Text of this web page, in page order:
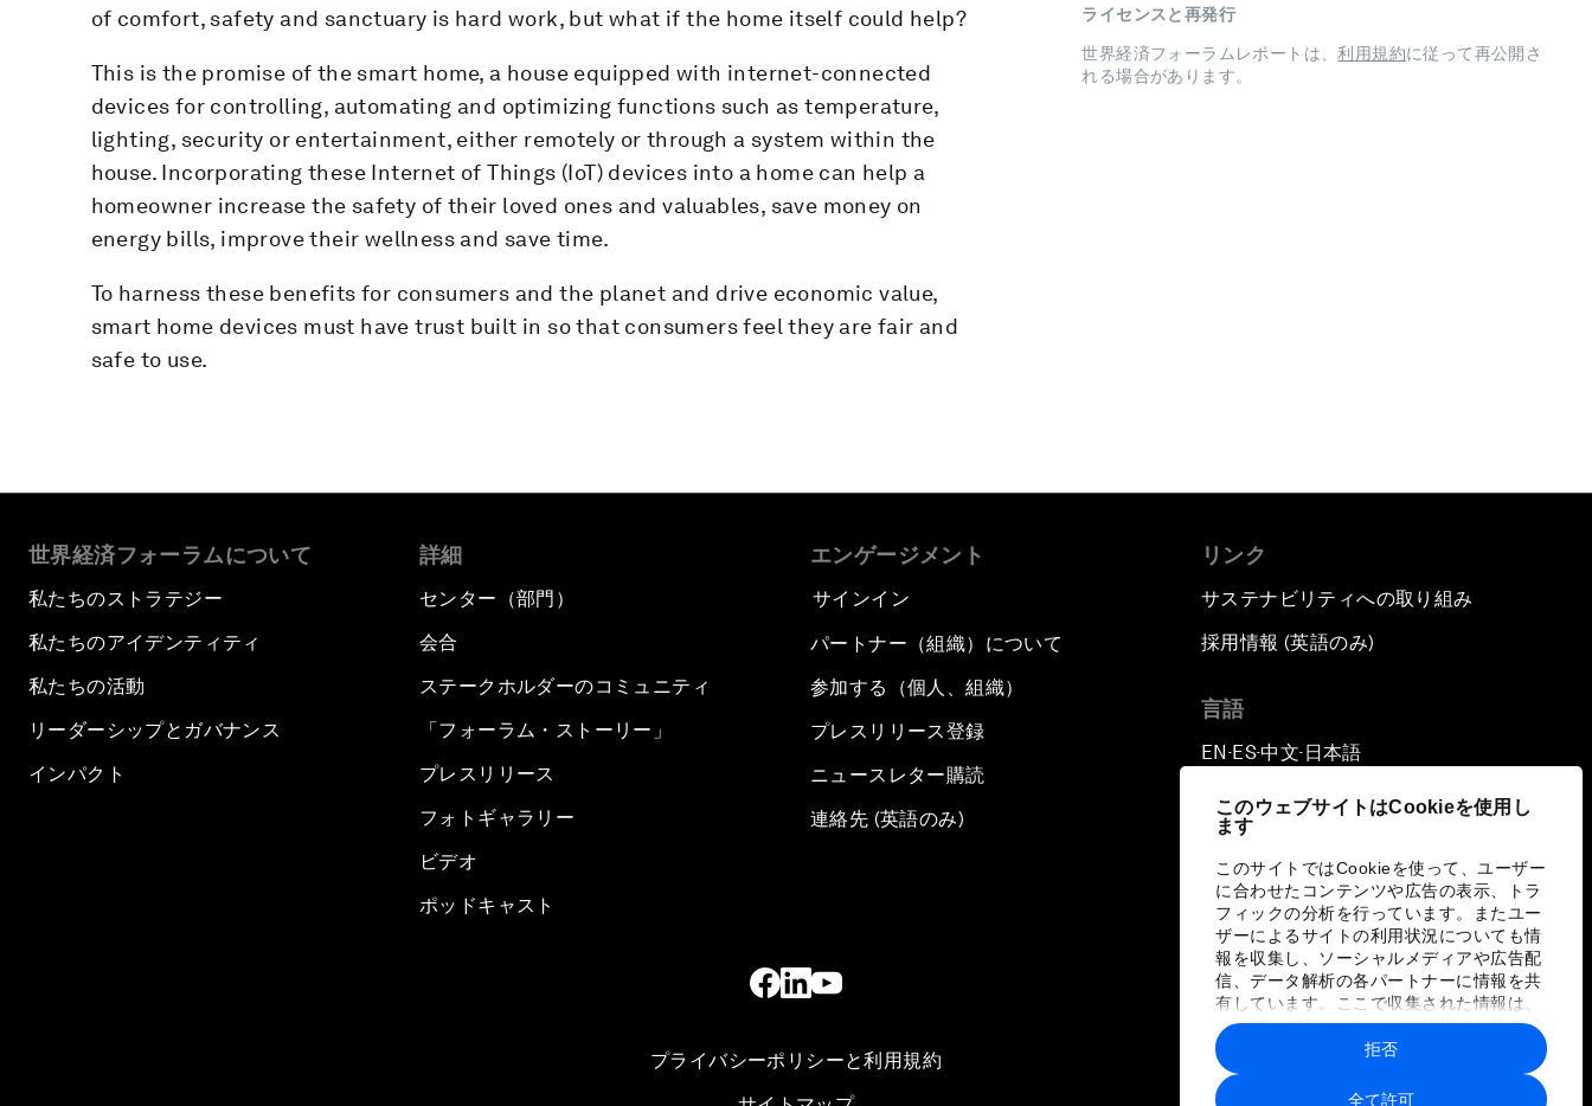
このウェブサイトはCookieを使用し
ます
このサイトではCookieを使って、ユーザー
に合わせたコンテンツや広告の表示、トラ
フィックの分析を行っています。またユー
ザーによるサイトの利用状況についても情
報を収集し、ソーシャルメディアや広告配
信、データ解析の各パートナーに情報を共
有しています。ここで収集された情報は、
ユーザーが各パートナーに提供した他の情
報や各パートナーのサービスを使用した際
に収集された情報と組み合わされ、各パー
トナーによって使用されることがありま
全て許可
拒否
of comfort, safety and sanctuary is hard work, but what if the home itself could help?
This is the promise of the smart home, a house equipped with internet-connected
devices for controlling, automating and optimizing functions such as temperature,
lighting, security or entertainment, either remotely or through a system within the
house. Incorporating these Internet of Things (IoT) devices into a home can help a
homeowner increase the safety of their loved ones and valuables, save money on
energy bills, improve their wellness and save time.
To harness these benefits for consumers and the planet and drive economic value,
smart home devices must have trust built in so that consumers feel they are fair and
safe to use.
ライセンスと再発行
世界経済フォーラムレポートは、利用規約に従って再公開さ
れる場合があります。
世界経済フォーラムについて
私たちのストラテジー
私たちのアイデンティティ
私たちの活動
リーダーシップとガバナンス
インパクト
詳細
センター（部門）
会合
ステークホルダーのコミュニティ
「フォーラム・ストーリー」
プレスリリース
フォトギャラリー
ビデオ
ポッドキャスト
エンゲージメント
サインイン
パートナー（組織）について
参加する（個人、組織）
プレスリリース登録
ニュースレター購読
連絡先 (英語のみ)
リンク
サステナビリティへの取り組み
採用情報 (英語のみ)
言語
EN ▪ ES▪中文▪ 日本語
プライバシーポリシーと利用規約